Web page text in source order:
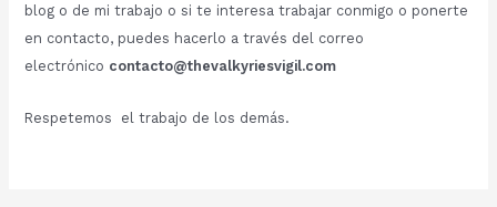
blog o de mi trabajo o si te interesa trabajar conmigo o ponerte
en contacto, puedes hacerlo a través del correo
electrónico contacto@thevalkyriesvigil.com
Respetemos el trabajo de los demás.